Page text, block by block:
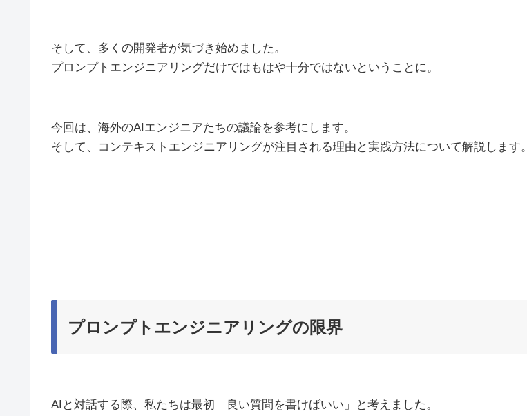
そして、多くの開発者が気づき始めました。
プロンプトエンジニアリングだけではもはや十分ではないということに。
今回は、海外のAIエンジニアたちの議論を参考にします。
そして、コンテキストエンジニアリングが注目される理由と実践方法について解説します。
プロンプトエンジニアリングの限界
AIと対話する際、私たちは最初「良い質問を書けばいい」と考えました。